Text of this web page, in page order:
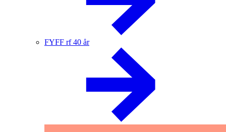
FYFF rf 40 år